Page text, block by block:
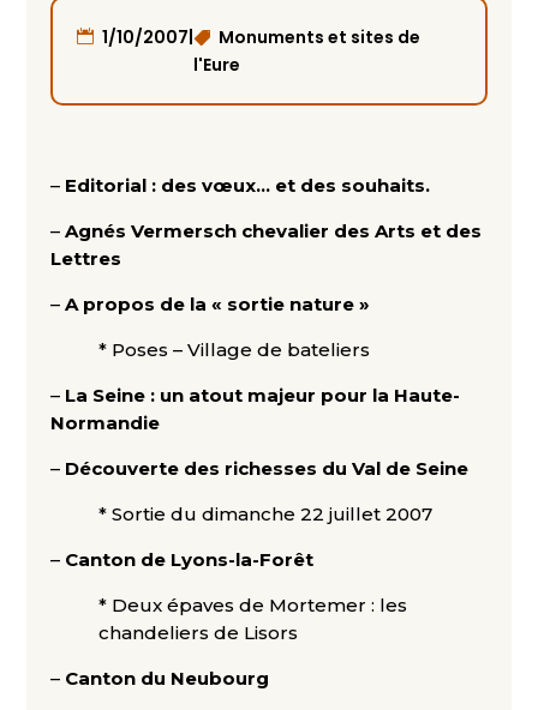
1/10/2007|
Monuments et sites de
l'Eure
– Editorial : des vœux… et des souhaits.
– Agnés Vermersch chevalier des Arts et des
Lettres
– A propos de la « sortie nature »
* Poses – Village de bateliers
– La Seine : un atout majeur pour la Haute-
Normandie
– Découverte des richesses du Val de Seine
* Sortie du dimanche 22 juillet 2007
– Canton de Lyons-la-Forêt
* Deux épaves de Mortemer : les
chandeliers de Lisors
– Canton du Neubourg